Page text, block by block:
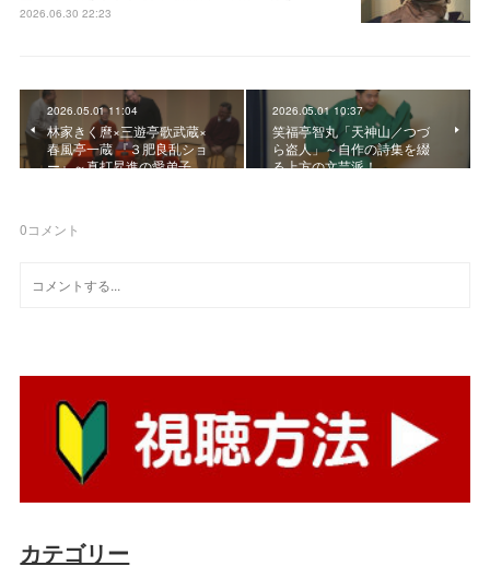
2026.06.30 22:23
2026.05.01 11:04
林家きく麿×三遊亭歌武蔵×
春風亭一蔵 『３肥良乱ショ
ー』～真打昇進の愛弟子…
2026.05.01 10:37
笑福亭智丸「天神山／つづ
ら盗人」～自作の詩集を綴
る上方の文芸派！
0コメント
カテゴリー